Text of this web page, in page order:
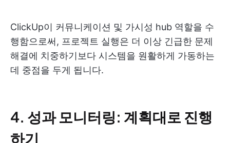
ClickUp이 커뮤니케이션 및 가시성 hub 역할을 수
행함으로써, 프로젝트 실행은 더 이상 긴급한 문제
해결에 치중하기보다 시스템을 원활하게 가동하는
데 중점을 두게 됩니다.
4. 성과 모니터링: 계획대로 진행
하기